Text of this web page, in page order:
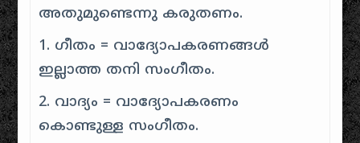
അതുമുണ്ടെന്നു കരുതണം.
1. ഗീതം = വാദ്യോപകരണങ്ങൾ
ഇല്ലാത്ത തനി സംഗീതം.
2. വാദ്യം = വാദ്യോപകരണം
കൊണ്ടുള്ള സംഗീതം.